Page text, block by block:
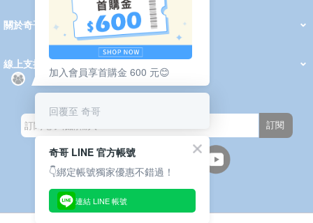
2026 PADDINGTON 春夏服飾
2026 Peter Rabbit 春夏服飾
2026 CHIC BASICS春夏服飾
2026 Chic“a”Bon 派對禮服系列
2026 Chic“a”Bon 春夏服飾
媽咪購物指南
關於奇哥
奇哥的故事
育兒資訊站
會員中心
會員權益說明
我的帳戶
訂單查詢
紅利點數
修改會員資料
活動報名
線上支援
購買說明
常見問題
隱私權聲明
保固卡登錄
保固查詢
訂閱
週一至週五(上班日)
9:30~12:00 13:00~17:00
●中午12:00-13:00休息●
加入會員享首購金 600 元😊
回覆至 奇哥
奇哥 LINE 官方帳號
👇綁定帳號獨家優惠不錯過！
連結 LINE 帳號